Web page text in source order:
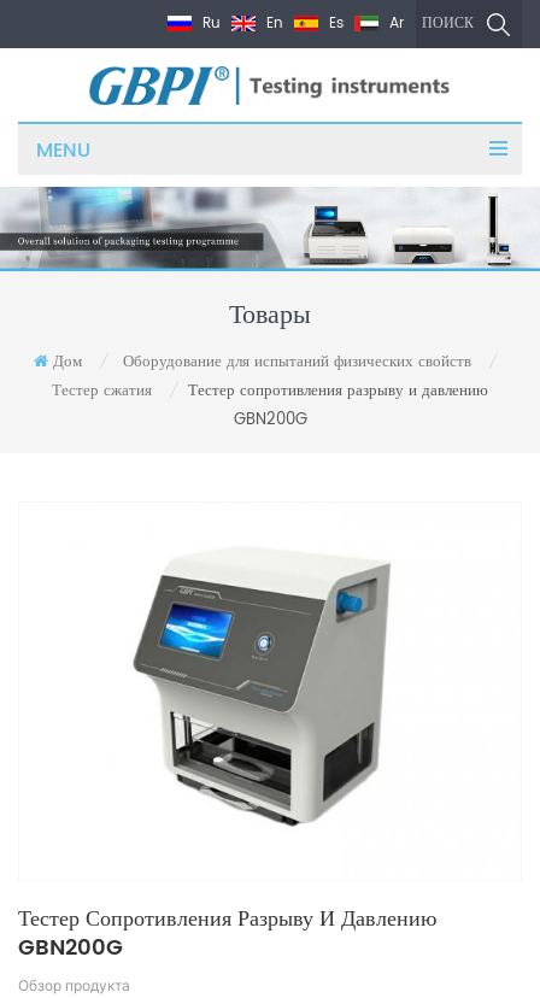
ПОИСК
Ru En Es Ar
MENU
Товары
Дом Оборудование для испытаний физических свойств
Тестер сжатия
Тестер сопротивления разрыву и давлению
GBN200G
Тестер Сопротивления Разрыву И Давлению
GBN200G
Обзор продукта